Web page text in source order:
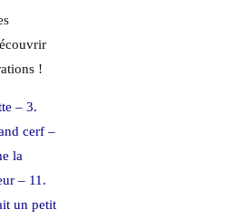
!
– 3.
cerf –
la
– 11.
un petit